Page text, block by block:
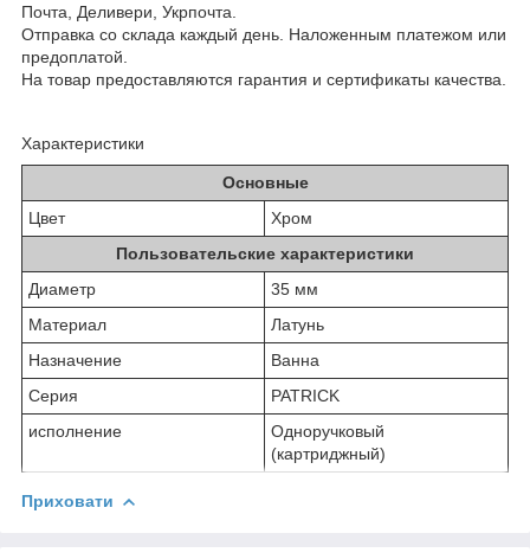
Почта, Деливери, Укрпочта.
Отправка со склада каждый день. Наложенным платежом или
предоплатой.
На товар предоставляются гарантия и сертификаты качества.
Характеристики
Основные
Цвет
Хром
Пользовательские характеристики
Диаметр
35 мм
Материал
Латунь
Назначение
Ванна
Серия
PATRICK
исполнение
Одноручковый
(картриджный)
Приховати